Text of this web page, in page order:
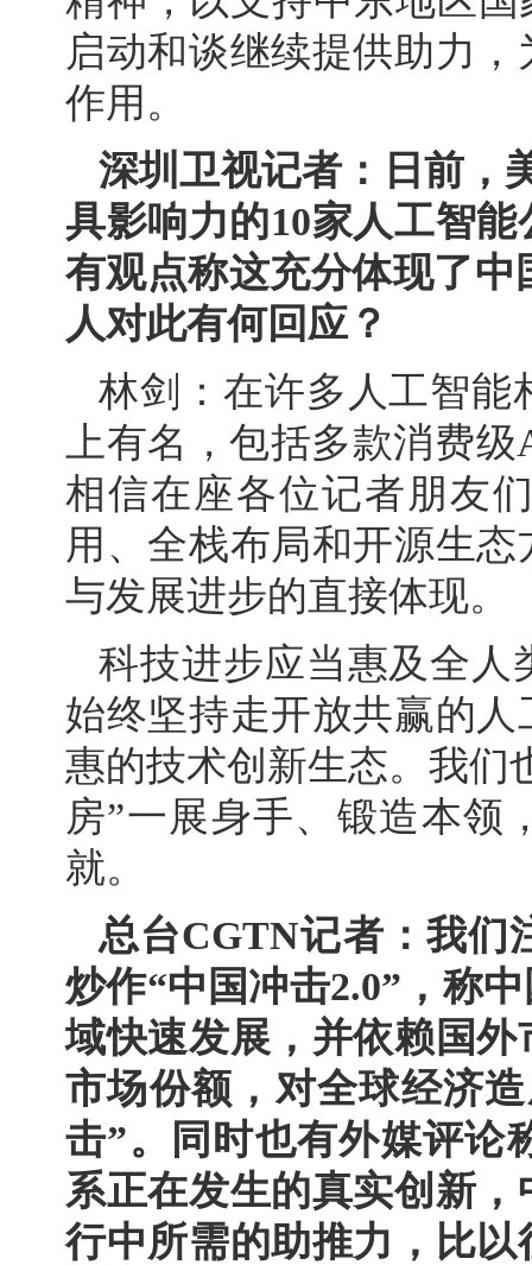
启动和谈继续提供助力
作用。
深圳卫视记者：日前，
具影响力的10家人工智
有观点称这充分体现了
人对此有何回应？
林剑：在许多人工智能
上有名，包括多款消费
相信在座各位记者朋友
用、全栈布局和开源生
与发展进步的直接体现。
科技进步应当惠及全人
始终坚持走开放共赢的
惠的技术创新生态。我们
房”一展身手、锻造本领
就。
总台CGTN记者：我们
炒作“中国冲击2.0”，称
域快速发展，并依赖国
市场份额，对全球经济
击”。同时也有外媒评论
系正在发生的真实创新
行中所需的助推力，比